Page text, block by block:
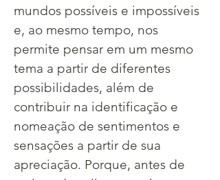
mundos possíveis e impossíveis
e, ao mesmo tempo, nos
permite pensar em um mesmo
tema a partir de diferentes
possibilidades, além de
contribuir na identificação e
nomeação de sentimentos e
sensações a partir de sua
apreciação. Porque, antes de